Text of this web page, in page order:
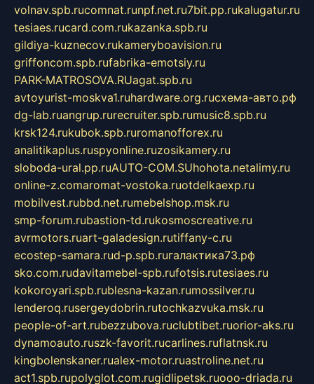
volnav.spb.rucomnat.runpf.net.ru7bit.pp.rukalugatur.ru
tesiaes.rucard.com.rukazanka.spb.ru
gildiya-kuznecov.rukameryboavision.ru
griffoncom.spb.rufabrika-emotsiy.ru
PARK-MATROSOVA.RUagat.spb.ru
avtoyurist-moskva1.ruhardware.org.ruсхема-авто.рф
dg-lab.ruangrup.rurecruiter.spb.rumusic8.spb.ru
krsk124.rukubok.spb.ruromanofforex.ru
analitikaplus.ruspyonline.ruzosikamery.ru
sloboda-ural.pp.ruAUTO-COM.SUhohota.netalimy.ru
online-z.comaromat-vostoka.ruotdelkaexp.ru
mobilvest.rubbd.net.rumebelshop.msk.ru
smp-forum.rubastion-td.rukosmoscreative.ru
avrmotors.ruart-galadesign.rutiffany-c.ru
ecostep-samara.rud-p.spb.ruгалактика73.рф
sko.com.rudavitamebel-spb.rufotsis.rutesiaes.ru
kokoroyari.spb.rublesna-kazan.rumossilver.ru
lenderoq.rusergeydobrin.rutochkazvuka.msk.ru
people-of-art.rubezzubova.ruclubtibet.ruorior-aks.ru
dynamoauto.ruszk-favorit.rucarlines.ruflatnsk.ru
kingbolenskaner.rualex-motor.ruastroline.net.ru
act1.spb.rupolyglot.com.rugidlipetsk.ruooo-driada.ru